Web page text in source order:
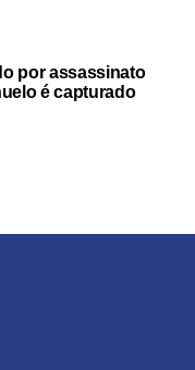
por assassinato
é capturado